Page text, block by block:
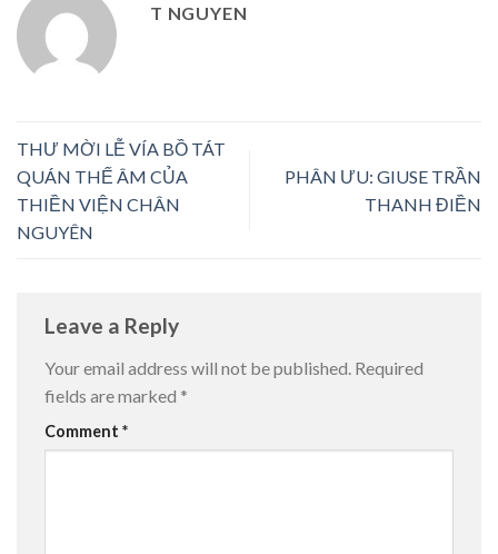
T NGUYEN
THƯ MỜI LỄ VÍA BỒ TÁT
QUÁN THẾ ÂM CỦA
THIỀN VIỆN CHÂN
NGUYÊN
PHÂN ƯU: GIUSE TRẦN
THANH ĐIỀN
Leave a Reply
Your email address will not be published. Required
fields are marked *
Comment *